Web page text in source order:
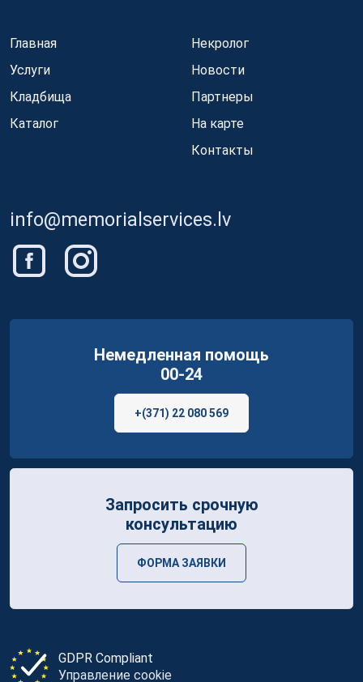
Главная
Услуги
Кладбища
Каталог
Некролог
Новости
Партнеры
На карте
Контакты
info@memorialservices.lv
GDPR Compliant
Управление cookie
Немедленная помощь
00-24
+(371) 22 080 569
Запросить срочную
консультацию
ФОРМА ЗАЯВКИ